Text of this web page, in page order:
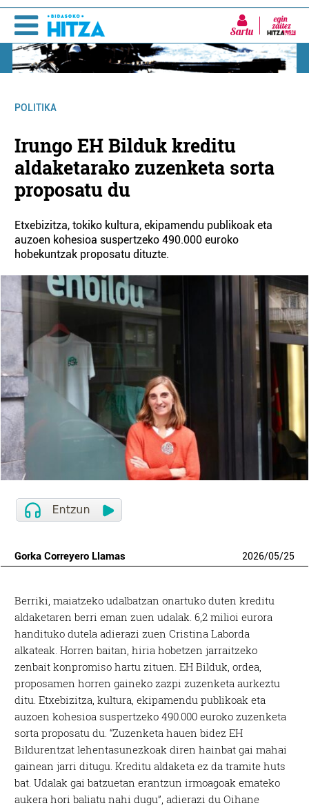
Sartu
POLITIKA
Irungo EH Bilduk kreditu
aldaketarako zuzenketa sorta
proposatu du
Etxebizitza, tokiko kultura, ekipamendu publikoak eta
auzoen kohesioa suspertzeko 490.000 euroko
hobekuntzak proposatu dituzte.
Gorka Correyero Llamas 2026/05/25
Berriki, maiatzeko udalbatzan onartuko duten kreditu
aldaketaren berri eman zuen udalak. 6,2 milioi eurora
handituko dutela adierazi zuen Cristina Laborda
alkateak. Horren baitan, hiria hobetzen jarraitzeko
zenbait konpromiso hartu zituen. EH Bilduk, ordea,
proposamen horren gaineko zazpi zuzenketa aurkeztu
ditu. Etxebizitza, kultura, ekipamendu publikoak eta
auzoen kohesioa suspertzeko 490.000 euroko zuzenketa
sorta proposatu du. “Zuzenketa hauen bidez EH
Bildurentzat lehentasunezkoak diren hainbat gai mahai
gainean jarri ditugu. Kreditu aldaketa ez da tramite huts
bat. Udalak gai batzuetan erantzun irmoagoak emateko
aukera hori baliatu nahi dugu”, adierazi du Oihane